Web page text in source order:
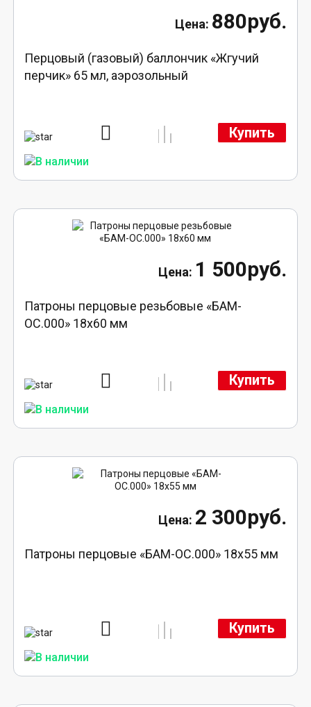
880руб.
Перцовый (газовый) баллончик «Жгучий
перчик» 65 мл, аэрозольный
Купить
1 500руб.
Патроны перцовые резьбовые «БАМ-
ОС.000» 18х60 мм
Купить
2 300руб.
Патроны перцовые «БАМ-ОС.000» 18х55 мм
Купить